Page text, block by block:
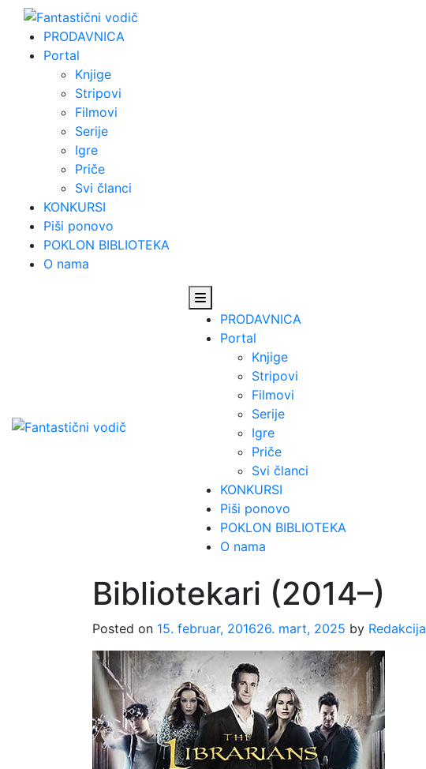
Skip
content
PRODAVNICA
Portal
Knjige
Stripovi
Filmovi
Serije
Igre
Priče
Svi članci
KONKURSI
Piši ponovo
POKLON BIBLIOTEKA
O nama
PRODAVNICA
Portal
Knjige
Stripovi
Filmovi
Serije
Igre
Priče
Svi članci
KONKURSI
Piši ponovo
POKLON BIBLIOTEKA
O nama
Bibliotekari (2014–)
Posted on 15. februar, 201626. mart, 2025 by Redakcija